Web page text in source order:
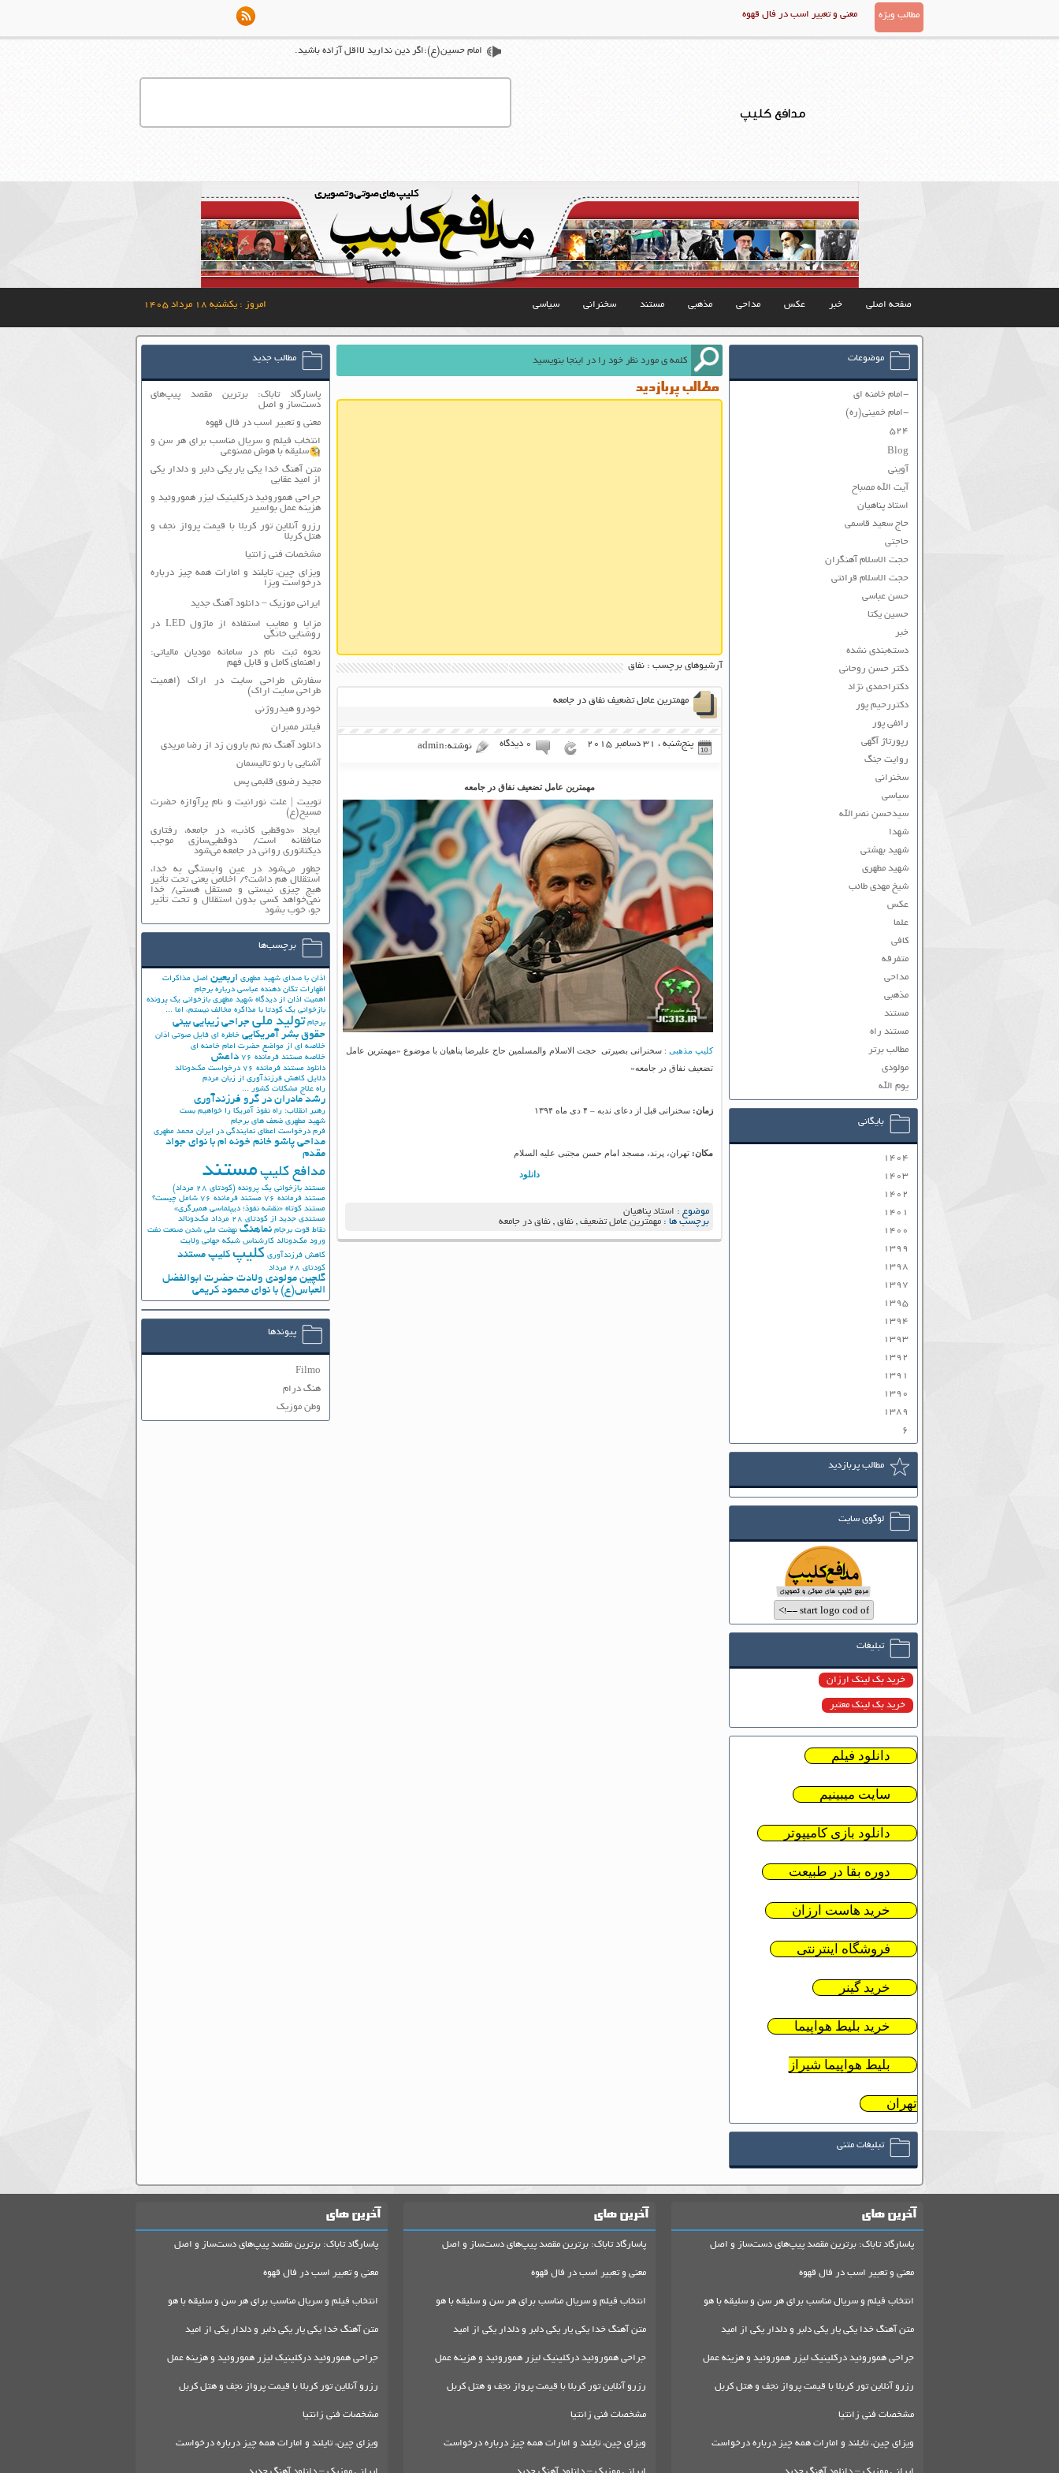
مطالب ویژه معنی و تعبیر اسب در فال قهوه
مدافع کلیپ
امام حسين(ع):اگر دين نداريد لااقل آزاده باشيد.
صفحه اصلی خبر عکس مداحی مذهبی مستند سخنرانی سیاسی امروز : یکشنبه ۱۸ مرداد ۱۴۰۵
مطالب پربازدید
آرشیوهای برچسب : نفاق
مهمترین عامل تضعیف نفاق در جامعه
پنج‌شنبه ، 31 دسامبر 2015 ۰ دیدگاه نوشته:admin
مهمترین عامل تضعیف نفاق در جامعه
کلیپ مذهبی : سخنرانی بصیرتی حجت الاسلام والمسلمین حاج علیرضا پناهیان با موضوع «مهمترین عامل
تضعیف نفاق در جامعه»
زمان: سخنرانی قبل از دعای ندبه – ۴ دی ماه ۱۳۹۴
مکان: تهران، پرند، مسجد امام حسن مجتبی علیه السلام
دانلود
موضوع : استاد پناهیان
برچسب ها : مهمترین عامل تضعیف , نفاق , نفاق در جامعه
موضوعات
-امام خامنه ای
-امام خمینی(ره)
۵۲۴
Blog
آوینی
آیت الله مصباح
استاد پناهیان
حاج سعید قاسمی
حاجتی
حجت الاسلام آهنگران
حجت الاسلام قرائتی
حسن عباسی
حسین یکتا
خبر
دسته‌بندی نشده
دکتر حسن روحانی
دکتراحمدی نژاد
دکتررحیم پور
رائفی پور
رپورتاژ آگهی
روایت جنگ
سخنرانی
سیاسی
سیدحسن نصرالله
شهدا
شهید بهشتی
شهید مطهری
شیخ مهدی طائب
عکس
علما
کافی
متفرقه
مداحی
مذهبی
مستند
مستند راه
مطالب برتر
مولودی
یوم الله
بایگانی
۱۴۰۴
۱۴۰۳
۱۴۰۲
۱۴۰۱
۱۴۰۰
۱۳۹۹
۱۳۹۸
۱۳۹۷
۱۳۹۵
۱۳۹۴
۱۳۹۳
۱۳۹۲
۱۳۹۱
۱۳۹۰
۱۳۸۹
۶
مطالب پربازدید
لوگوی سایت
تبلیغات
خرید بک لینک ارزان
خرید بک لینک معتبر
دانلود فیلم
سایت میبینیم
دانلود بازی کامیپوتر
دوره بقا در طبیعت
خرید هاست ارزان
فروشگاه اینترنتی
خرید گینر
خرید بلیط هواپیما
بلیط هواپیما شیراز
تهران
تبلیغات متنی
مطالب جدید
پاسارگاد تاباک: برترین مقصد پیپ‌های
دست‌ساز و اصل
معنی و تعبیر اسب در فال قهوه
انتخاب فیلم و سریال مناسب برای هر سن و
سلیقه با هوش مصنوعی
متن آهنگ خدا یکی یار یکی دلبر و دلدار یکی
از امید عقابی
جراحی هموروئید درکلینیک لیزر هموروئید و
هزینه عمل بواسیر
رزرو آنلاین تور کربلا با قیمت پرواز نجف و
هتل کربلا
مشخصات فنی زانتیا
ویزای چین، تایلند و امارات همه چیز درباره
درخواست ویزا
ایرانی موزیک – دانلود آهنگ جدید
مزایا و معایب استفاده از ماژول LED در
روشنایی خانگی
نحوه ثبت نام در سامانه مودیان مالیاتی:
راهنمای کامل و قابل فهم
سفارش طراحی سایت در اراک (اهمیت
طراحی سایت اراک)
خودرو هیدروژنی
فیلتر ممبران
دانلود آهنگ نم نم بارون زد از رضا مریدی
آشنایی با رنو تالیسمان
مجید رضوی قلبمی پس
توییت | علت نورانیت و نام پرآوازه حضرت
مسیح(ع)
ایجاد «دوقطبی کاذب» در جامعه، رفتاری
منافقانه است/ دوقطبی‌سازی موجب
دیکتاتوری روانی در جامعه می‌شود
چطور می‌شود در عین وابستگی به خدا،
استقلال هم داشت؟/ اخلاص یعنی تحت تأثیر
هیچ چیزی نیستی و مستقل هستی/ خدا
نمی‌خواهد کسی بدون استقلال و تحت تأثیر
جوّ، خوب بشود
برچسب‌ها
اذان با صدای شهید مطهری اربعین اصل مذاکرات
اظهارات تکان دهنده عباسی درباره برجام
اهمیت اذان از دیدگاه شهید مطهری بازخوانی یک پرونده
بازخوانی یک کودتا با مذاکره مخالف نیستم، اما ...
برجام تولید ملی جراحی زیبایی بینی
حقوق بشر آمریکایی خاطره ای فایل صوتی اذان
خلاصه ای از مواضع حضرت امام خامنه ای
خلاصه مستند فرمانده 76
داعش
دانلود مستند فرمانده 76
درخواست مک‌دونالد
دلایل کاهش فرزندآوری از زبان مردم
راه علاج مشکلات کشور ...
رشد مادران در گرو فرزندآوری
رهبر انقلاب: راه نفوذ آمریکا را خواهیم بست
شهید مطهری ضعف های برجام
فرم درخواست اعطای نمایندگی در ایران محمد مطهری
مداحی پاشو خانم خونه ام با نوای جواد
مقدم
مدافع کلیپ مستند
مستند بازخوانی یک پرونده (کودتای 28 مرداد)
مستند فرمانده 76
مستند فرمانده 76 شامل چیست؟
مستند کوتاه «نقشه نفوذ؛ دیپلماسی همبرگری»
مستندی جدید از کودتای 28 مرداد
مک‌دونالد
نقاط قوت برجام نماهنگ نهضت ملي شدن صنعت نفت
ورود مک‌دونالد کارشناس شبکه جهانی ولایت
کاهش فرزندآوری کلیپ کلیپ مستند
کودتای 28 مرداد
گلچین مولودی ولادت حضرت ابوالفضل
العباس(ع) با نوای محمود کریمی
پیوندها
Filmo
هنگ درام
وطن موزیک
آخرین های
پاسارگاد تاباک: برترین مقصد پیپ‌های دست‌ساز و اصل
معنی و تعبیر اسب در فال قهوه
انتخاب فیلم و سریال مناسب برای هر سن و سلیقه با هو
متن آهنگ خدا یکی یار یکی دلبر و دلدار یکی از امید
جراحی هموروئید درکلینیک لیزر هموروئید و هزینه عمل
رزرو آنلاین تور کربلا با قیمت پرواز نجف و هتل کربل
مشخصات فنی زانتیا
ویزای چین، تایلند و امارات همه چیز درباره درخواست
آخرین های
پاسارگاد تاباک: برترین مقصد پیپ‌های دست‌ساز و اصل
معنی و تعبیر اسب در فال قهوه
انتخاب فیلم و سریال مناسب برای هر سن و سلیقه با هو
متن آهنگ خدا یکی یار یکی دلبر و دلدار یکی از امید
جراحی هموروئید درکلینیک لیزر هموروئید و هزینه عمل
رزرو آنلاین تور کربلا با قیمت پرواز نجف و هتل کربل
مشخصات فنی زانتیا
ویزای چین، تایلند و امارات همه چیز درباره درخواست
آخرین های
پاسارگاد تاباک: برترین مقصد پیپ‌های دست‌ساز و اصل
معنی و تعبیر اسب در فال قهوه
انتخاب فیلم و سریال مناسب برای هر سن و سلیقه با هو
متن آهنگ خدا یکی یار یکی دلبر و دلدار یکی از امید
جراحی هموروئید درکلینیک لیزر هموروئید و هزینه عمل
رزرو آنلاین تور کربلا با قیمت پرواز نجف و هتل کربل
مشخصات فنی زانتیا
ویزای چین، تایلند و امارات همه چیز درباره درخواست